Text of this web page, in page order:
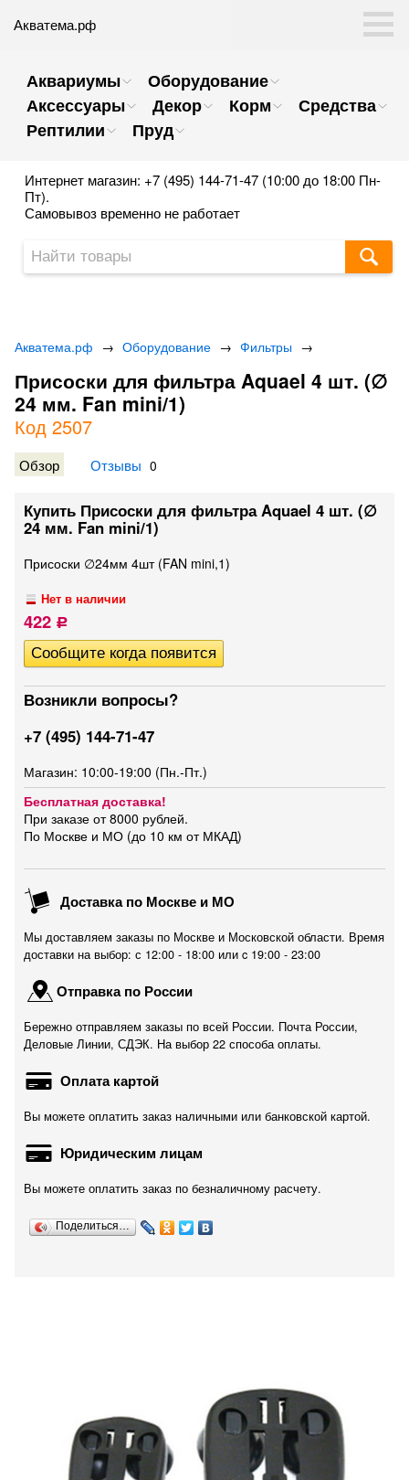
Акватема.рф
Аквариумы
Оборудование
Аксессуары
Декор Корм
Средства
Рептилии
Пруд
Интернет магазин: +7 (495) 144-71-47 (10:00 до 18:00 Пн-
Пт).
Самовывоз временно не работает
Акватема.рф → Оборудование → Фильтры →
Присоски для фильтра Aquael 4 шт. (∅
24 мм. Fan mini/1)
Код 2507
Обзор Отзывы 0
Купить Присоски для фильтра Aquael 4 шт. (∅
24 мм. Fan mini/1)
Присоски ∅24мм 4шт (FAN mini,1)
Нет в наличии
422 Р
Возникли вопросы?
+7 (495) 144-71-47
Магазин: 10:00-19:00 (Пн.-Пт.)
Бесплатная доставка!
При заказе от 8000 рублей.
По Москве и МО (до 10 км от МКАД)
Доставка по Москве и МО
Мы доставляем заказы по Москве и Московской области. Время
доставки на выбор: с 12:00 - 18:00 или c 19:00 - 23:00
Отправка по России
Бережно отправляем заказы по всей России. Почта России,
Деловые Линии, СДЭК. На выбор 22 способа оплаты.
Оплата картой
Вы можете оплатить заказ наличными или банковской картой.
Юридическим лицам
Вы можете оплатить заказ по безналичному расчету.
Поделиться…